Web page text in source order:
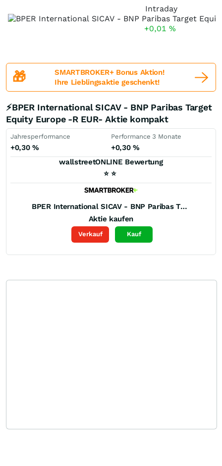
Intraday
+0,01 %
🎁
SMARTBROKER+ Bonus Aktion!
Ihre Lieblingsaktie geschenkt!
⚡BPER International SICAV - BNP Paribas Target
Equity Europe -R EUR- Aktie kompakt
Jahresperformance
+0,30%
Performance 3 Monate
+0,30%
wallstreetONLINE Bewertung
⭐ ⭐
BPER International SICAV - BNP Paribas Target Equity Europe -R EUR-
Aktie kaufen
Verkauf Kauf